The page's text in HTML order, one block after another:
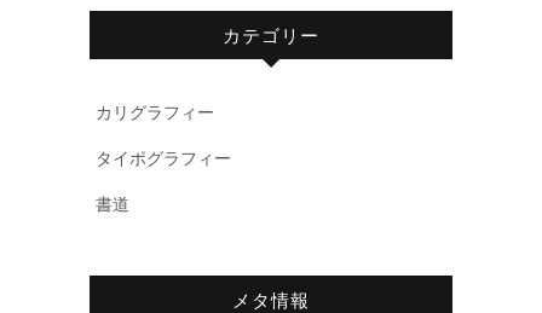
カテゴリー
カリグラフィー
タイポグラフィー
書道
メタ情報